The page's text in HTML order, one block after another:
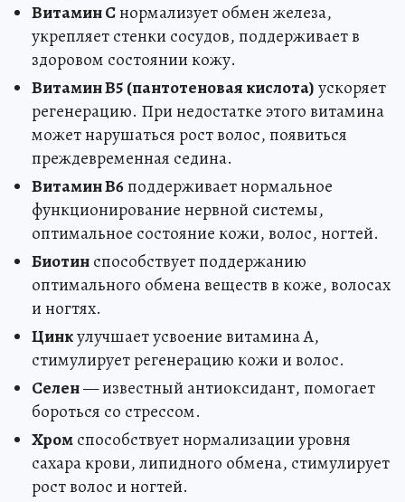
Витамин Снормализует обмен железа,
укрепляет стенки сосудов, поддерживает в
здоровом состоянии кожу.
Витамин В5 (пантотеновая кислота)ускоряет
регенерацию. При недостатке этого витамина
может нарушаться рост волос, появиться
преждевременная седина.
Витамин В6поддерживает нормальное
функционирование нервной системы,
оптимальное состояние кожи, волос, ногтей.
Биотинспособствует поддержанию
оптимального обмена веществ в коже, волосах
и ногтях.
Цинкулучшает усвоение витамина А,
стимулирует регенерацию кожи и волос.
Селен— известный антиоксидант, помогает
бороться со стрессом.
Хромспособствует нормализации уровня
сахара крови, липидного обмена, стимулирует
рост волос и ногтей.